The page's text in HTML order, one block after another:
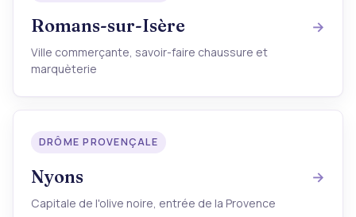
Romans-sur-Isère
Ville commerçante, savoir-faire chaussure et
marquèterie
DRÔME PROVENÇALE
Nyons
Capitale de l'olive noire, entrée de la Provence